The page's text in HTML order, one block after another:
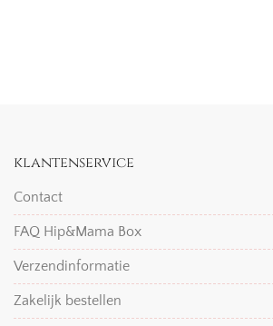
klantenservice
Contact
FAQ Hip&Mama Box
Verzendinformatie
Zakelijk bestellen